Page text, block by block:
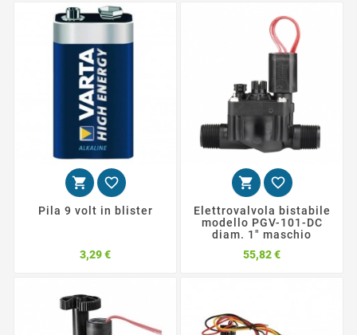
 
Pila 9 volt in blister
3,29 €Prezzo
 
Elettrovalvola bistabile
modello PGV-101-DC
diam. 1" maschio
55,82 €Prezzo